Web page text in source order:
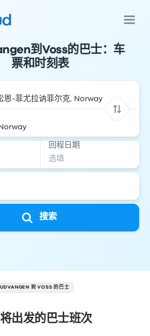
到Voss的巴士：车
票和时刻表
回程日期
搜索
到 VOSS 的巴士
出发的巴士班次